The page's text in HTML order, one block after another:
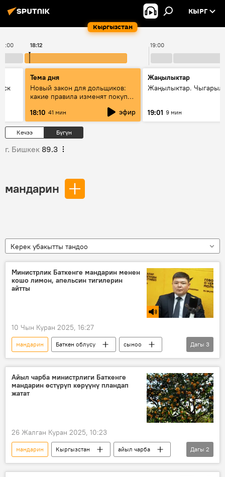
Кыргызстан
КЫРГ
18:00 19:00
18:12
Тема дня
Новый закон для дольщиков:
какие правила изменят покупку
18:10 41 мин эфир
Жаңылыктар
Жаңылыктар.
19:01 9 мин
Кечээ Бүгүн
г. Бишкек 89.3
мандарин
Керек убакытты тандоо
Министрлик Баткенге мандарин менен
кошо лимон, апельсин тигилерин
айтты
10 Чын Куран 2025, 16:27
мандарин Баткен облусу
сыноо
Түркия
Кыргызстан
Бакыт Мамбетов
Дагы 3
Айыл чарба министрлиги Баткенге
мандарин өстүрүп көрүүнү пландап
жатат
26 Жалган Куран 2025, 10:23
мандарин Кыргызстан
айыл чарба
сыноо
Түркия
Дагы 2